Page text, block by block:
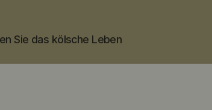
Sie das kölsche Leben